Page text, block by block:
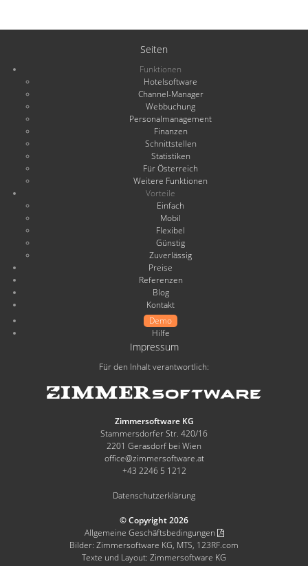
Seiten
Funktionen
Hotelsoftware
Channel-Manager
Webbuchung
Personalmanagement
Finanzen
Schnittstellen
Statistiken
Für Österreich
Weitere Funktionen
Vorteile
Einfach
Mobil
Flexibel
Günstig
Zuverlässig
Preise
Referenzen
Blog
Kontakt
Demo
Hilfe
Impressum
Für den Inhalt verantwortlich:
Zimmersoftware KG
Stammersdorfer Str. 420/16
2201 Gerasdorf bei Wien
office@zimmersoftware.at
+43 2246 5 1212
Datenschutzerklärung
© Copyright 2026
Allgemeine Geschäftsbedingungen
Bilder: Zimmersoftware KG, MTS, 123RF.com
Texte und Layout: Zimmersoftware KG